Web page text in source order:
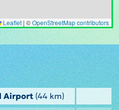
Leaflet | ©OpenStreetMap contributors
Airport (44 km)